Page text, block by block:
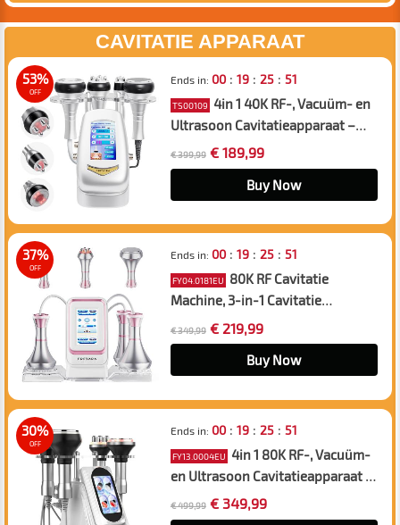
CAVITATIE APPARAAT
53%
OFF
Ends in: 00: 19: 25: 50
TS00109
4in 1 40K RF-, Vacuüm- en
Ultrasoon Cavitatieapparaat –
Afslankapparaat voor
Lichaamscontouring van Gezicht,
Armen, Taille, Buik en Benen
€ 399,99 € 189,99
Buy Now
37%
OFF
Ends in: 00: 19: 25: 50
FY04.0181EU
80K RF Cavitatie
Machine, 3-in-1 Cavitatie
Apparaat, Ultrasoon
Afslanksysteem voor Het
Lichaam, Vetverbrandende
Cellulitis Lichaamsmassager
€ 349,99 € 219,99
Buy Now
30%
OFF
Ends in: 00: 19: 25: 50
FY13.0004EU
4in 1 80K RF-, Vacuüm-
en Ultrasoon Cavitatieapparaat –
Afslank- en
Lichaamscontouringapparaat
€ 499,99 € 349,99